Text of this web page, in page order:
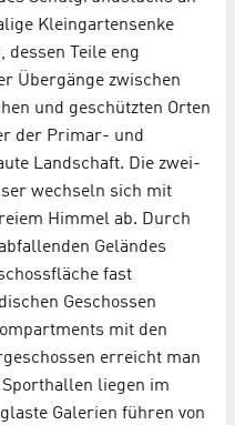
Kleingartensenke
dessen Teile eng
Übergänge zwischen
und geschützten Orten
der Primar- und
Landschaft. Die zwei-
wechseln sich mit
Himmel ab. Durch
Geländes
fast
Geschossen
mit den
erreicht man
liegen im
Galerien führen von